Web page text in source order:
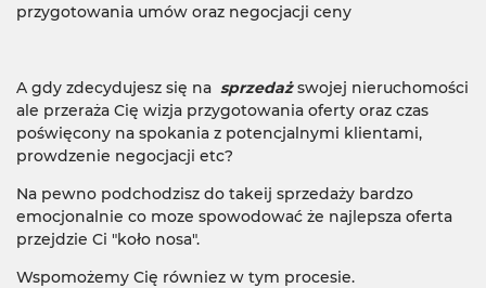
przygotowania umów oraz negocjacji ceny
A gdy zdecydujesz się na sprzedażswojej nieruchomości
ale przeraża Cię wizja przygotowania oferty oraz czas
poświęcony na spokania z potencjalnymi klientami,
prowdzenie negocjacji etc?
Na pewno podchodzisz do takeij sprzedaży bardzo
emocjonalnie co moze spowodować że najlepsza oferta
przejdzie Ci "koło nosa".
Wspomożemy Cię równiez w tym procesie.